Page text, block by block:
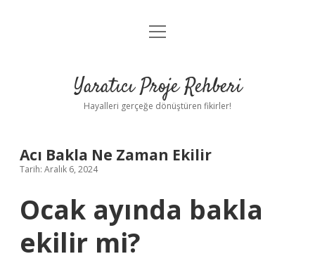
Anasayfa
Yasal Uyarı
menüyü
Yaratıcı Proje Rehberi
Hayalleri gerçeğe dönüştüren fikirler!
Acı Bakla Ne Zaman Ekilir
Tarih: Aralık 6, 2024
Ocak ayında bakla
ekilir mi?